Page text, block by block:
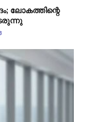
ലോകത്തിന്റെ